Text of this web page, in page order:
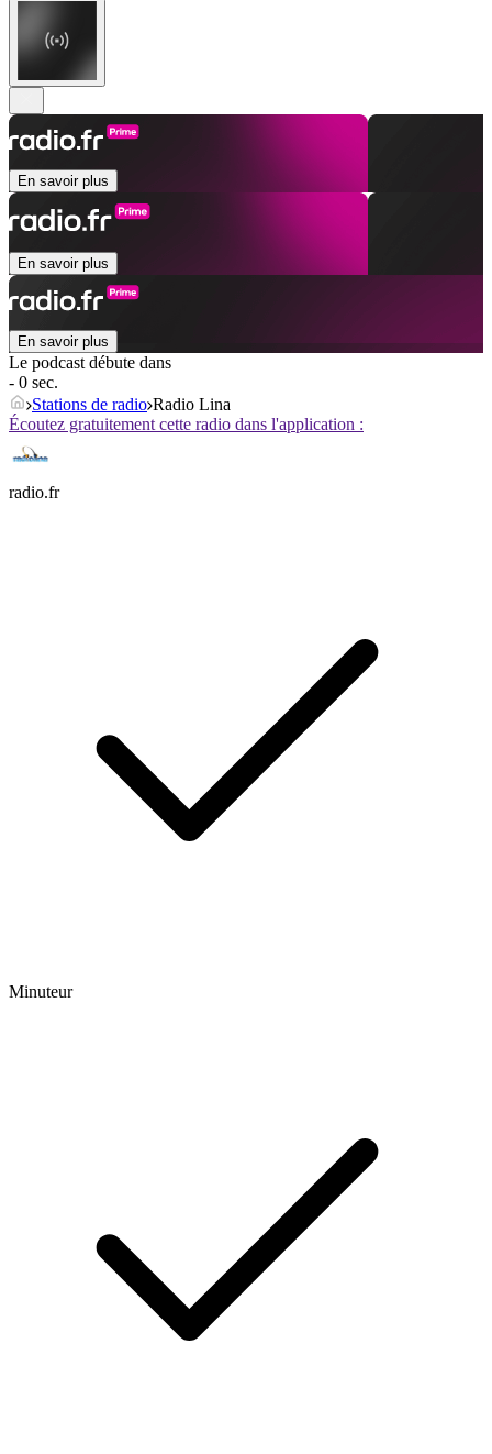
En savoir plus
En savoir plus
En savoir plus
Le podcast débute dans
- 0 sec.
Stations de radio Radio Lina
Écoutez gratuitement cette radio dans l'application :
radio.fr
Minuteur